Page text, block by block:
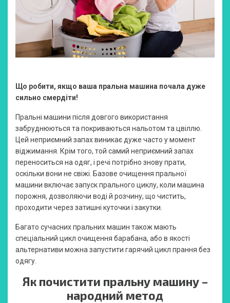
Що робити, якщо ваша пральна машина почала дуже
сильно смердіти!
Пральні машини після довгого використання
забруднюються та покриваються нальотом та цвіллю.
Цей неприємний запах виникає дуже часто у момент
віджимання. Крім того, той самий неприємний запах
переноситься на одяг, і речі потрібно знову прати,
оскільки вони не свіжі. Базове очищення пральної
машини включає запуск прального циклу, коли машина
порожня, дозволяючи воді й розчину, що чистить,
проходити через затишні куточки і закутки.
Багато сучасних пральних машин також мають
спеціальний цикл очищення барабана, або в якості
альтернативи можна запустити гарячий цикл прання без
одягу.
Як почистити пральну машину –
народний метод